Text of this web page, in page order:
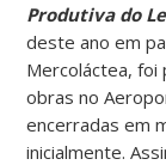
Produtiva do
deste ano em
Mercoláctea, foi
obras no
encerradas em
inicialmente.